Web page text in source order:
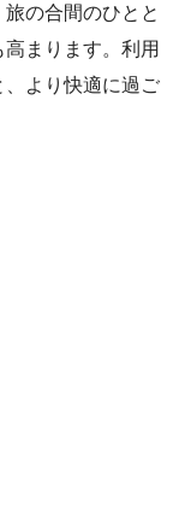
の合間のひとと
まります。利用
より快適に過ご